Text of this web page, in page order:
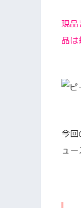
現品
品
今
ュ